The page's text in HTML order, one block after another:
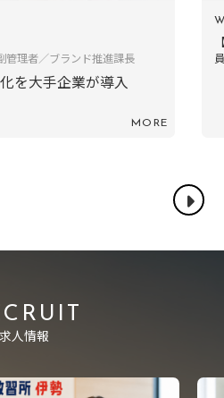
動車教習所／指導員対談】受講者に対して
でも「努力を認...
求人情報